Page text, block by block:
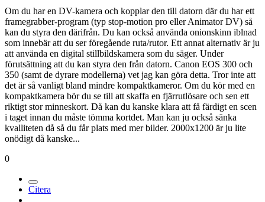
Om du har en DV-kamera och kopplar den till datorn där du har ett
framegrabber-program (typ stop-motion pro eller Animator DV) så
kan du styra den därifrån. Du kan också använda onionskinn iblnad
som innebär att du ser föregående ruta/rutor. Ett annat alternativ är ju
att använda en digital stillbildskamera som du säger. Under
förutsättning att du kan styra den från datorn. Canon EOS 300 och
350 (samt de dyrare modellerna) vet jag kan göra detta. Tror inte att
det är så vanligt bland mindre kompaktkameror. Om du kör med en
kompaktkamera bör du se till att skaffa en fjärrutlösare och sen ett
riktigt stor minneskort. Då kan du kanske klara att få färdigt en scen
i taget innan du måste tömma kortdet. Man kan ju också sänka
kvalliteten då så du får plats med mer bilder. 2000x1200 är ju lite
onödigt då kanske...
0
Citera